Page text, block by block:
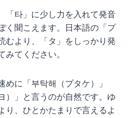
「타」に少し力を入れて発音
く聞こえます。日本語の「プ
むより、「タ」をしっかり発
みてください。
めに「부탁해（プタケ）」
）」と言うのが自然です。ゆ
り、ひとかたまりで言えるよ